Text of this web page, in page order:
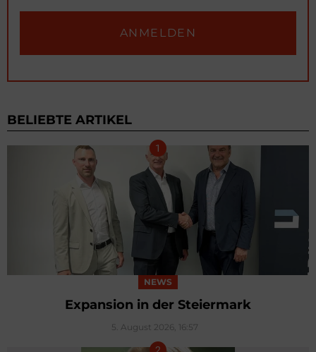
BELIEBTE ARTIKEL
NEWS
Expansion in der Steiermark
5. August 2026, 16:57